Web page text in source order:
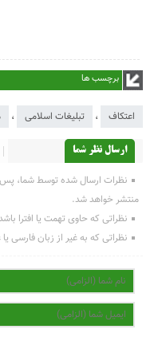
برچسب ها
اعتکاف ، تبلیغات اسلامی ،
ارسال نظر شما
نظرات ارسال شده توسط شما، پس
منتشر خواهد شد.
نظراتی که حاوی تهمت یا افترا
نظراتی که به غیر از زبان فارسی